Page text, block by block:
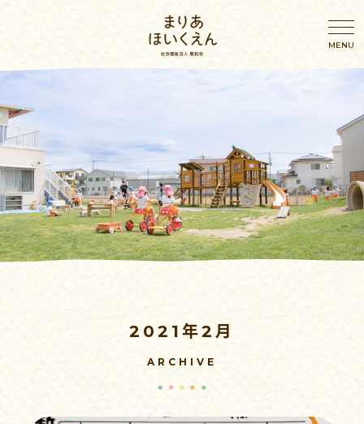
わたしたちの想い
園概要・アクセス
施設案内
年間行事
幼児の一日
乳児の一日
2021年2月
ARCHIVE